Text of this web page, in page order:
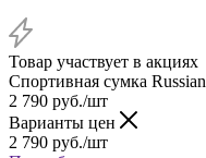
Товар участвует в акциях
Спортивная сумка
2 790 руб./шт
Варианты цен
2 790 руб./шт